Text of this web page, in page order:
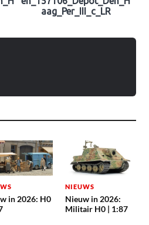
aag_Per_III_c_LR
in 2026: H0
NIEUWS
Nieuw in 2026:
Militair H0 | 1:87